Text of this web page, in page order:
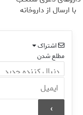
با ارسال از داروخانه
اشتراک
مطلع شدن